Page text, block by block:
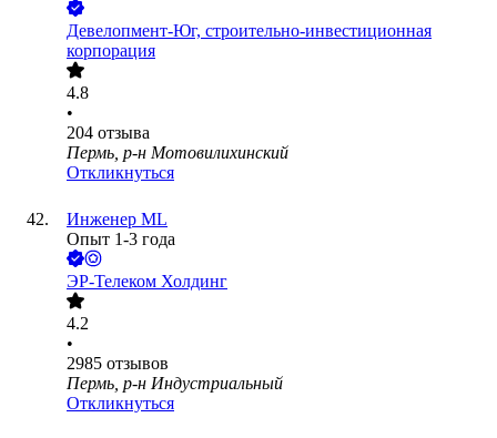
Девелопмент-Юг, строительно-инвестиционная
корпорация
4.8
•
204 отзыва
Пермь, р-н Мотовилихинский
Откликнуться
Инженер ML
Опыт 1-3 года
ЭР-Телеком Холдинг
4.2
•
2985 отзывов
Пермь, р-н Индустриальный
Откликнуться